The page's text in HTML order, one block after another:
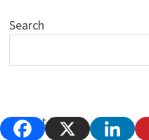
Search
August 2026